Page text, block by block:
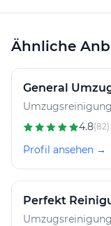
können sie daher
Ähnliche
General
Umzugsreinigung
4.8(82)
Profil ansehen →
Perfekt